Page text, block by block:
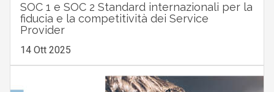
SOC 1 e SOC 2 Standard internazionali per la
fiducia e la competitività dei Service
Provider
14 Ott 2025